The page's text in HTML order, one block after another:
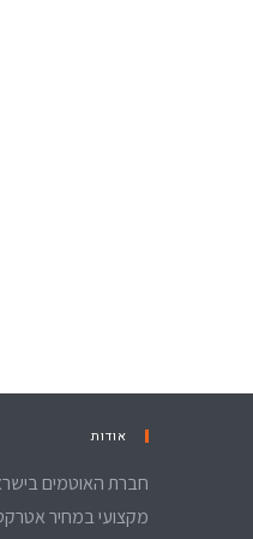
אודות
חברת האוטמים
מקצועי במחיר